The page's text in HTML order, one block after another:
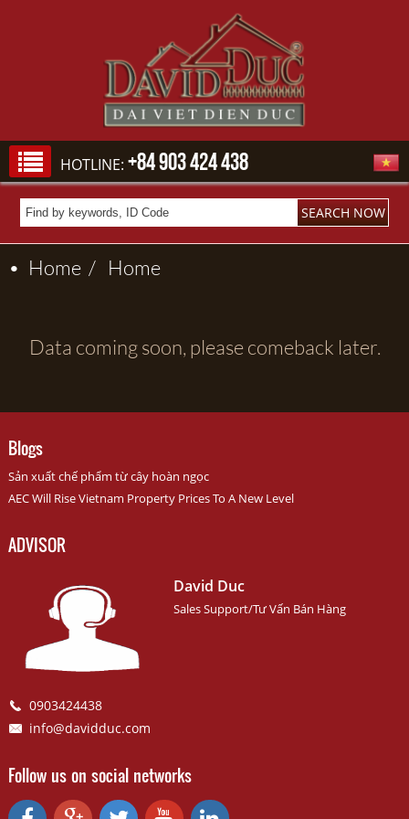
HOTLINE: +84 903 424 438
• Home / Home
Data coming soon, please comeback later.
Blogs
Sản xuất chế phẩm từ cây hoàn ngọc
AEC Will Rise Vietnam Property Prices To A New Level
ADVISOR
David Duc
Sales Support/Tư Vấn Bán Hàng
0903424438
info@davidduc.com
Follow us on social networks